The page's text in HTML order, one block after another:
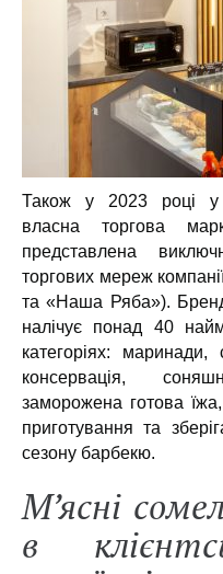
Також у 2023 році у
власна торгова
представлена
торгових мереж
та «Наша Ряба»).
налічує понад 40
категоріях:
консервація,
заморожена готова
приготування та
сезону барбекю.
М’ясні
в